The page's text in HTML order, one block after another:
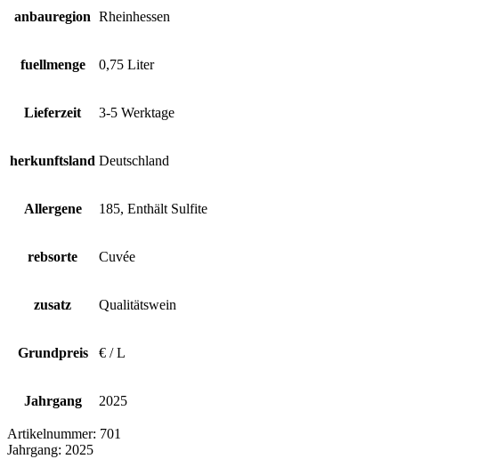
anbauregion Rheinhessen
fuellmenge 0,75 Liter
Lieferzeit 3-5 Werktage
herkunftsland Deutschland
Allergene 185, Enthält Sulfite
rebsorte Cuvée
zusatz Qualitätswein
Grundpreis € / L
Jahrgang 2025
Artikelnummer: 701
Jahrgang: 2025